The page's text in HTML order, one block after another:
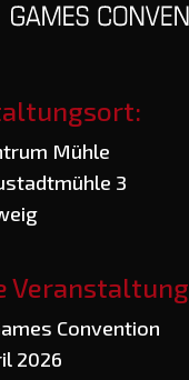
Mühle
3
Veranstaltung
Convention
2026